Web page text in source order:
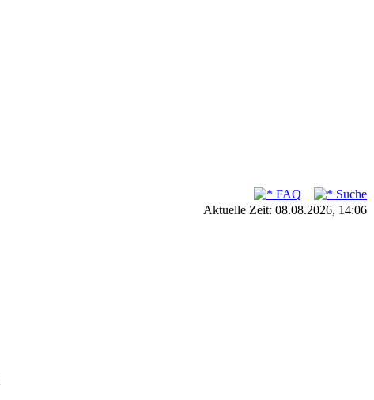
FAQ
Suche
Aktuelle Zeit: 08.08.2026, 14:06